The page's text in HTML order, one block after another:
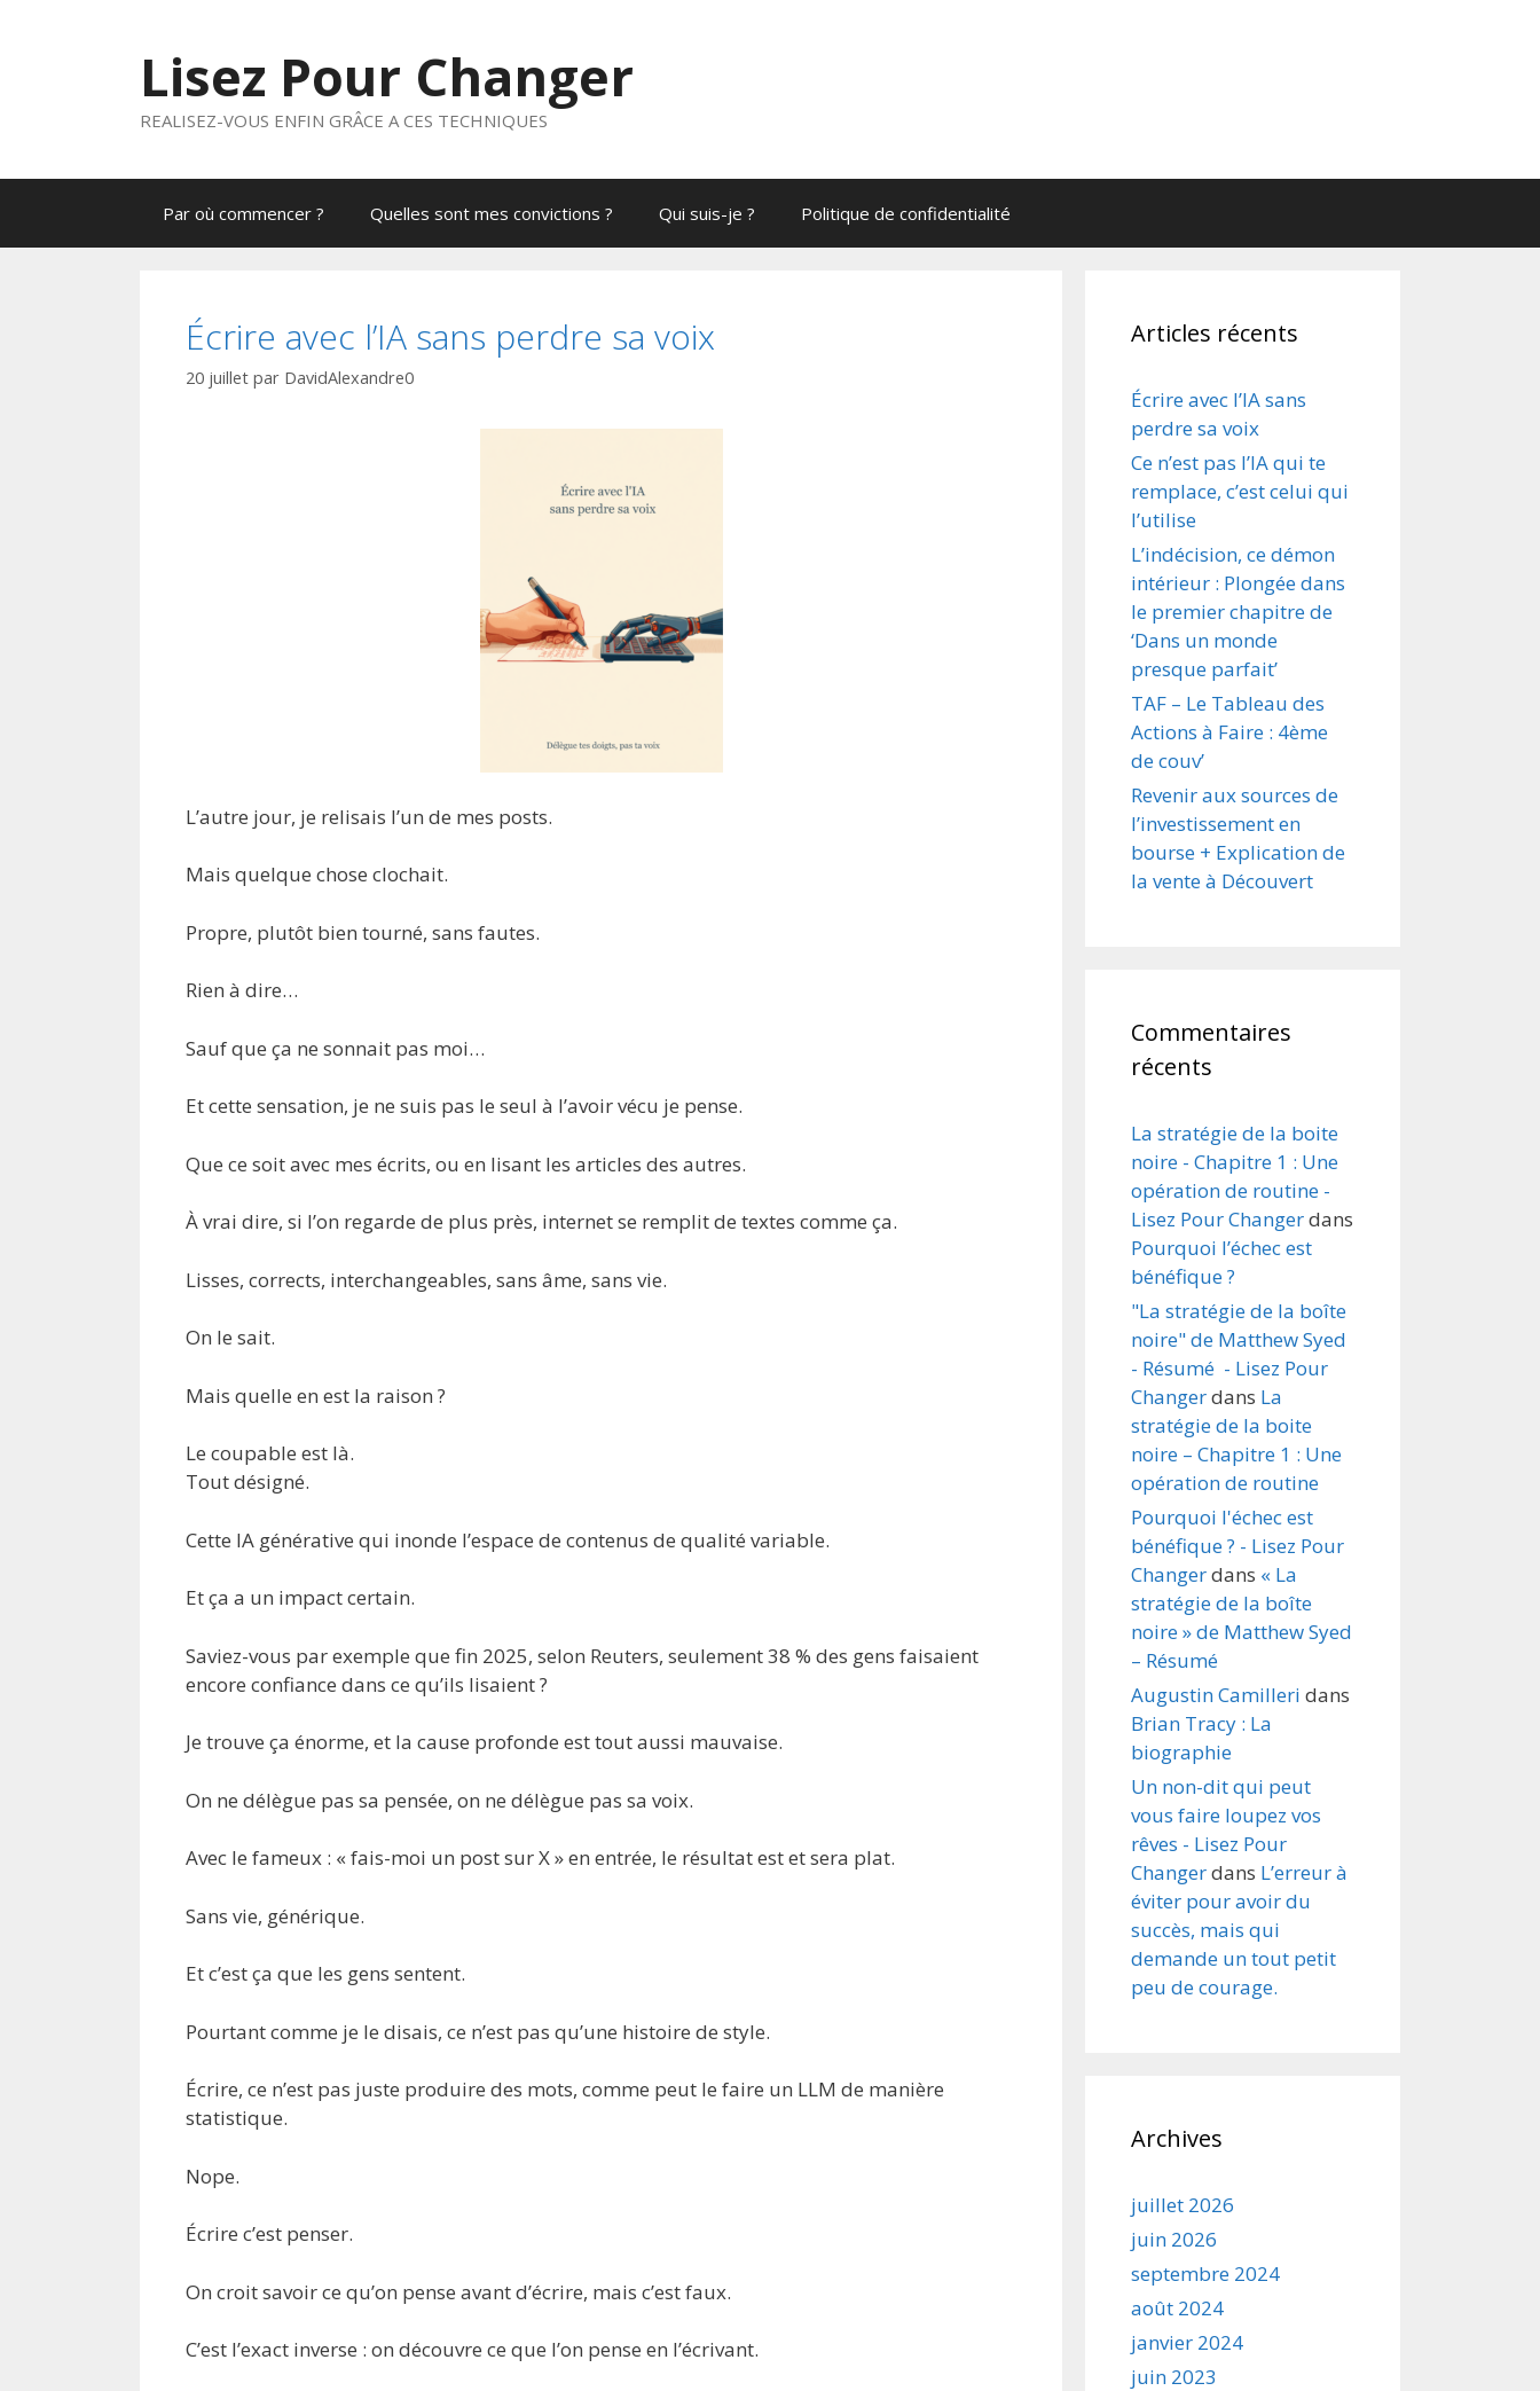
Lisez Pour Changer
REALISEZ-VOUS ENFIN GRÂCE A CES TECHNIQUES
Par où commencer ? Quelles sont mes convictions ? Qui suis-je ? Politique de confidentialité
Écrire avec l’IA sans perdre sa voix
20 juillet par DavidAlexandre0
L’autre jour, je relisais l’un de mes posts.
Mais quelque chose clochait.
Propre, plutôt bien tourné, sans fautes.
Rien à dire…
Sauf que ça ne sonnait pas moi…
Et cette sensation, je ne suis pas le seul à l’avoir vécu je pense.
Que ce soit avec mes écrits, ou en lisant les articles des autres.
À vrai dire, si l’on regarde de plus près, internet se remplit de textes comme ça.
Lisses, corrects, interchangeables, sans âme, sans vie.
On le sait.
Mais quelle en est la raison ?
Le coupable est là.
Tout désigné.
Cette IA générative qui inonde l’espace de contenus de qualité variable.
Et ça a un impact certain.
Saviez-vous par exemple que fin 2025, selon Reuters, seulement 38 % des gens faisaient
encore confiance dans ce qu’ils lisaient ?
Je trouve ça énorme, et la cause profonde est tout aussi mauvaise.
On ne délègue pas sa pensée, on ne délègue pas sa voix.
Avec le fameux : « fais-moi un post sur X » en entrée, le résultat est et sera plat.
Sans vie, générique.
Et c’est ça que les gens sentent.
Pourtant comme je le disais, ce n’est pas qu’une histoire de style.
Écrire, ce n’est pas juste produire des mots, comme peut le faire un LLM de manière
statistique.
Nope.
Écrire c’est penser.
On croit savoir ce qu’on pense avant d’écrire, mais c’est faux.
C’est l’exact inverse : on découvre ce que l’on pense en l’écrivant.
Articles récents
Écrire avec l’IA sans
perdre sa voix
Ce n’est pas l’IA qui te
remplace, c’est celui qui
l’utilise
L’indécision, ce démon
intérieur : Plongée dans
le premier chapitre de
‘Dans un monde
presque parfait’
TAF – Le Tableau des
Actions à Faire : 4ème
de couv’
Revenir aux sources de
l’investissement en
bourse + Explication de
la vente à Découvert
Commentaires
récents
La stratégie de la boite
noire - Chapitre 1 : Une
opération de routine -
Lisez Pour Changerdans
Pourquoi l’échec est
bénéfique ?
"La stratégie de la boîte
noire" de Matthew Syed
- Résumé - Lisez Pour
Changerdans La
stratégie de la boite
noire – Chapitre 1 : Une
opération de routine
Pourquoi l'échec est
bénéfique ? - Lisez Pour
Changerdans « La
stratégie de la boîte
noire » de Matthew Syed
– Résumé
Augustin Camilleri dans
Brian Tracy : La
biographie
Un non-dit qui peut
vous faire loupez vos
rêves - Lisez Pour
Changerdans L’erreur à
éviter pour avoir du
succès, mais qui
demande un tout petit
peu de courage.
Archives
juillet 2026
juin 2026
septembre 2024
août 2024
janvier 2024
juin 2023